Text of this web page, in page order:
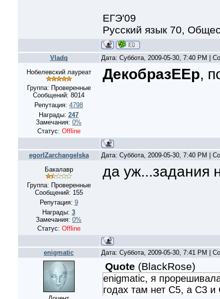
ЕГЭ'09
Русский язык 70,
Vladq
Дата: Суббота, 2009-05-30, 7:40 PM |
Нобелевский лауреат
Группа: Проверенные
Сообщений: 8014
Репутация: 4798
Награды: 247
Замечания: 0%
Статус: Offline
ДекобразЕЕр,
egorIZarchangelska
Дата: Суббота, 2009-05-30, 7:40 PM |
Бакалавр
Группа: Проверенные
Сообщений: 155
Репутация: 9
Награды: 3
Замечания: 0%
Статус: Offline
да уж...задания
enigmatic Дата: Суббота, 2009-05-30, 7:41 PM |
Quote (BlackRose)
enigmatic, я
годах там нет С5, а С3 и